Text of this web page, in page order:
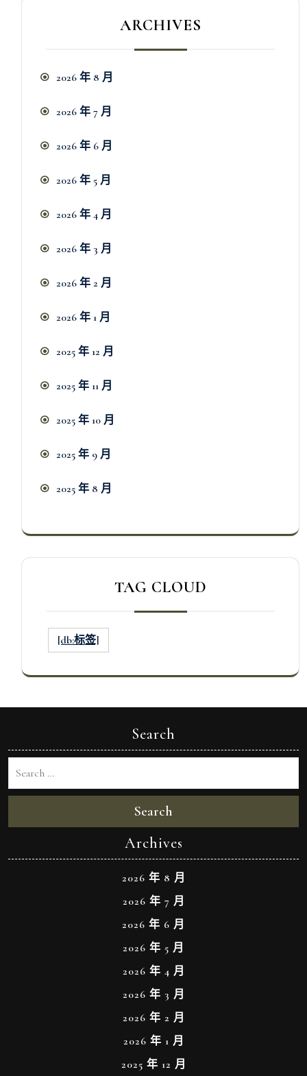
ARCHIVES
2026 年 8 月
2026 年 7 月
2026 年 6 月
2026 年 5 月
2026 年 4 月
2026 年 3 月
2026 年 2 月
2026 年 1 月
2025 年 12 月
2025 年 11 月
2025 年 10 月
2025 年 9 月
2025 年 8 月
TAG CLOUD
[db:标签]
Search
Search
Archives
2026 年 8 月
2026 年 7 月
2026 年 6 月
2026 年 5 月
2026 年 4 月
2026 年 3 月
2026 年 2 月
2026 年 1 月
2025 年 12 月